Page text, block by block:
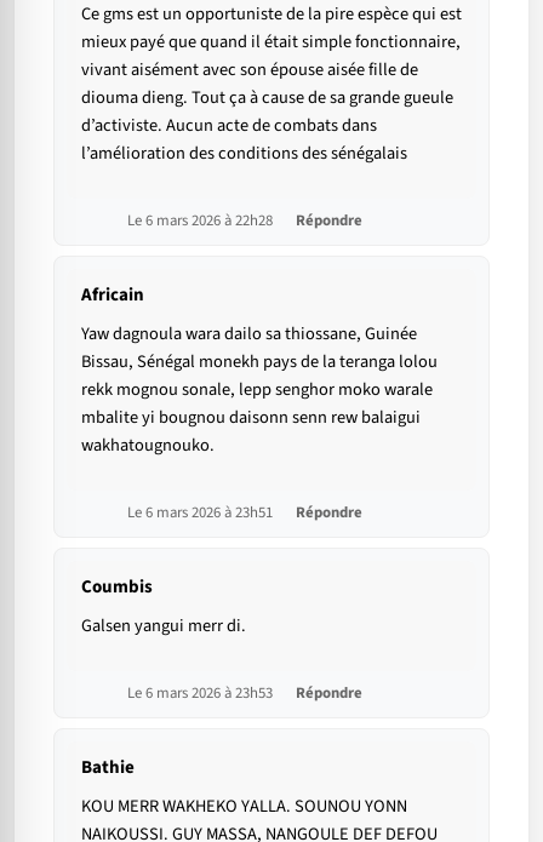
Ce gms est un opportuniste de la pire espèce qui est
mieux payé que quand il était simple fonctionnaire,
vivant aisément avec son épouse aisée fille de
diouma dieng. Tout ça à cause de sa grande gueule
d’activiste. Aucun acte de combats dans
l’amélioration des conditions des sénégalais
Le 6 mars 2026 à 22h28 Répondre
Africain
Yaw dagnoula wara dailo sa thiossane, Guinée
Bissau, Sénégal monekh pays de la teranga lolou
rekk mognou sonale, lepp senghor moko warale
mbalite yi bougnou daisonn senn rew balaigui
wakhatougnouko.
Le 6 mars 2026 à 23h51 Répondre
Coumbis
Galsen yangui merr di.
Le 6 mars 2026 à 23h53 Répondre
Bathie
KOU MERR WAKHEKO YALLA. SOUNOU YONN
NAIKOUSSI. GUY MASSA, NANGOULE DEF DEFOU